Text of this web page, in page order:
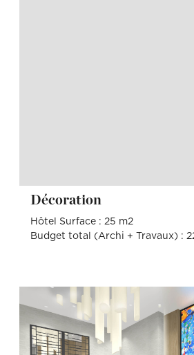
Décoration
Hôtel Surface : 25 m2
Budget total (Archi + Travaux) :